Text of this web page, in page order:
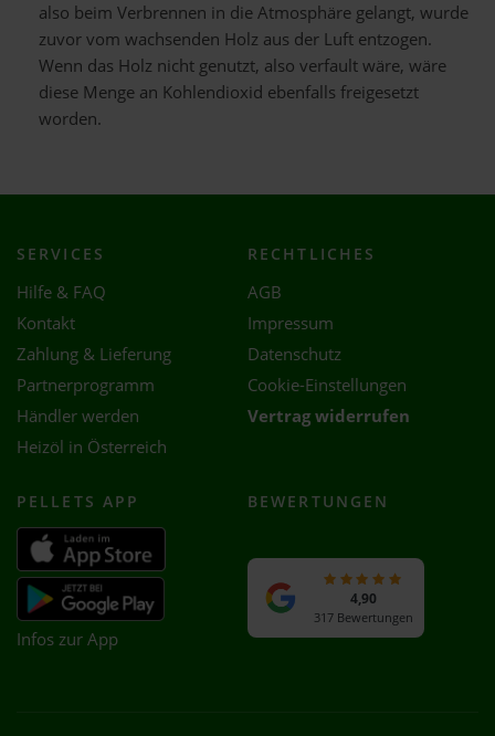
also beim Verbrennen in die Atmosphäre gelangt, wurde
zuvor vom wachsenden Holz aus der Luft entzogen.
Wenn das Holz nicht genutzt, also verfault wäre, wäre
diese Menge an Kohlendioxid ebenfalls freigesetzt
worden.
SERVICES
Hilfe & FAQ
Kontakt
Zahlung & Lieferung
Partnerprogramm
Händler werden
Heizöl in Österreich
RECHTLICHES
AGB
Impressum
Datenschutz
Cookie-Einstellungen
Vertrag widerrufen
PELLETS APP
Infos zur App
BEWERTUNGEN
4,90
317 Bewertungen